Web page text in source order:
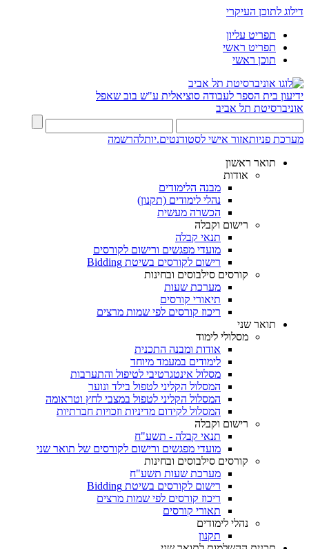
דילוג לתוכן העיקרי
תפריט עליון
תפריט ראשי
תוכן ראשי
ידיעון בית הספר לעבודה סוציאלית ע"ש בוב שאפל
אוניברסיטת תל אביב
מערכת פניותאזור אישי לסטודנטים.יותלהרשמה
תואר ראשון
אודות
מבנה הלימודים
נהלי לימודים (תקנון)
הכשרה מעשית
רישום וקבלה
תנאי קבלה
מועדי מפגשים ורישום לקורסים
רישום לקורסים בשיטת Bidding
קורסים סילבוסים ובחינות
מערכת שעות
תיאורי קורסים
ריכוז קורסים לפי שמות מרצים
תואר שני
מסלולי לימוד
אודות ומבנה התכנית
לימודים במעמד מיוחד
מסלול אינטגרטיבי לטיפול והתערבות
המסלול הקליני לטפול בילד ונוער
המסלול הקליני לטפול במצבי לחץ וטראומה
המסלול לקידום מדיניות וזכויות חברתיות
רישום וקבלה
תנאי קבלה - תשע"ח
מועדי מפגשים ורישום לקורסים של תואר שני
קורסים סילבוסים ובחינות
מערכת שעות תשע"ח
רישום לקורסים בשיטת Bidding
ריכוז קורסים לפי שמות מרצים
תאורי קורסים
נהלי לימודים
תקנון